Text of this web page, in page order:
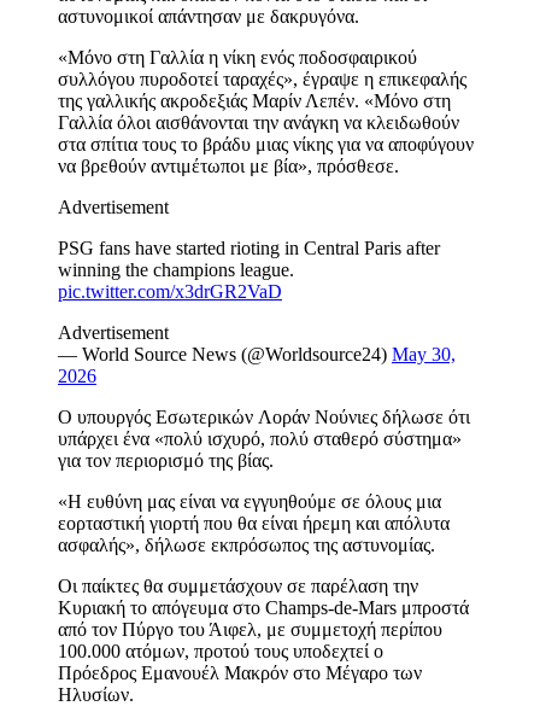
αστυνομικοί απάντησαν με δακρυγόνα.
«Μόνο στη Γαλλία η νίκη ενός ποδοσφαιρικού
συλλόγου πυροδοτεί ταραχές», έγραψε η επικεφαλής
της γαλλικής ακροδεξιάς Μαρίν Λεπέν. «Μόνο στη
Γαλλία όλοι αισθάνονται την ανάγκη να κλειδωθούν
στα σπίτια τους το βράδυ μιας νίκης για να αποφύγουν
να βρεθούν αντιμέτωποι με βία», πρόσθεσε.
Advertisement
PSG fans have started rioting in Central Paris after
winning the champions league.
pic.twitter.com/x3drGR2VaD
Advertisement
— World Source News (@Worldsource24) May 30,
2026
Ο υπουργός Εσωτερικών Λοράν Νούνιες δήλωσε ότι
υπάρχει ένα «πολύ ισχυρό, πολύ σταθερό σύστημα»
για τον περιορισμό της βίας.
«Η ευθύνη μας είναι να εγγυηθούμε σε όλους μια
εορταστική γιορτή που θα είναι ήρεμη και απόλυτα
ασφαλής», δήλωσε εκπρόσωπος της αστυνομίας.
Οι παίκτες θα συμμετάσχουν σε παρέλαση την
Κυριακή το απόγευμα στο Champs-de-Mars μπροστά
από τον Πύργο του Άιφελ, με συμμετοχή περίπου
100.000 ατόμων, προτού τους υποδεχτεί ο
Πρόεδρος Εμανουέλ Μακρόν στο Μέγαρο των
Ηλυσίων.